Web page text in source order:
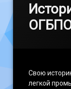
Свою
легкой